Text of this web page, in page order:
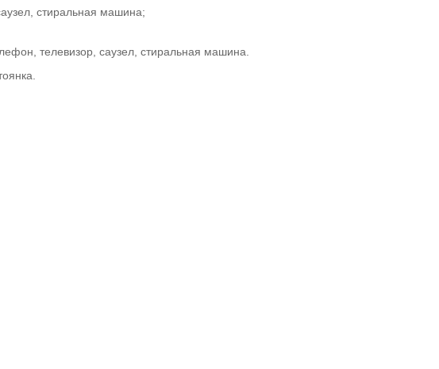
стиральная машина;
телевизор, саузел, стиральная машина.